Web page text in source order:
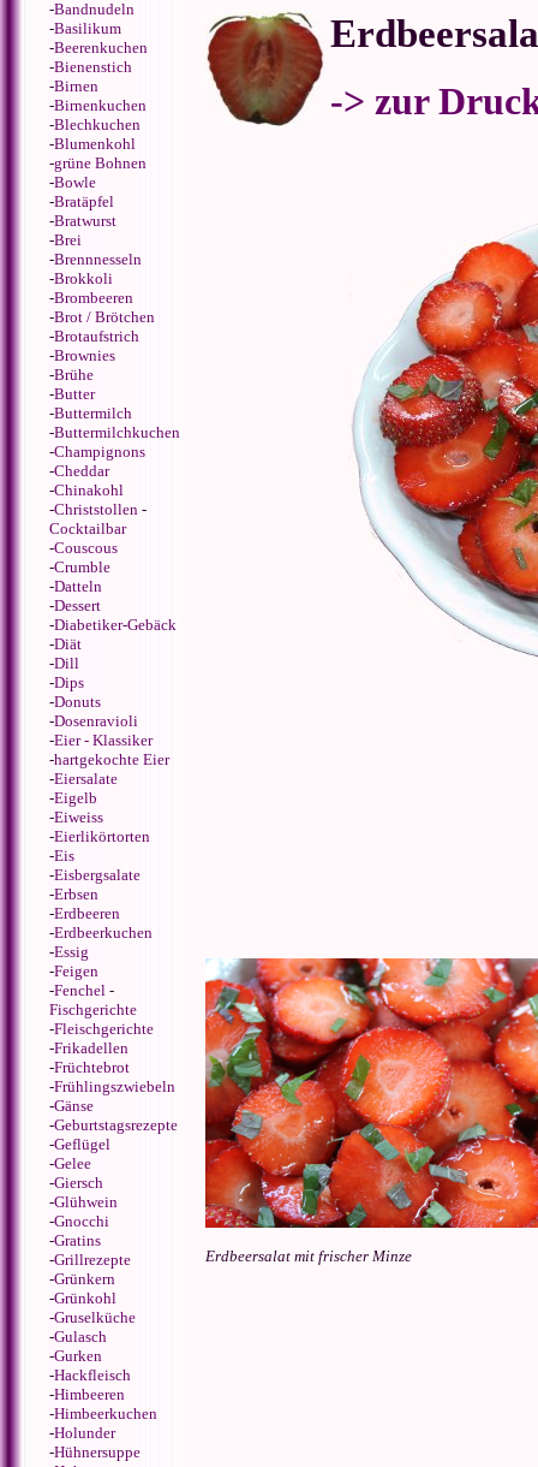
-Bandnudeln
-Basilikum
-Beerenkuchen
-Bienenstich
-Birnen
-Birnenkuchen
-Blechkuchen
-Blumenkohl
-grüne Bohnen
-Bowle
-Bratäpfel
-Bratwurst
-Brei
-Brennnesseln
-Brokkoli
-Brombeeren
-Brot / Brötchen
-Brotaufstrich
-Brownies
-Brühe
-Butter
-Buttermilch
-Buttermilchkuchen
-Champignons
-Cheddar
-Chinakohl
-Christstollen -
Cocktailbar
-Couscous
-Crumble
-Datteln
-Dessert
-Diabetiker-Gebäck
-Diät
-Dill
-Dips
-Donuts
-Dosenravioli
-Eier - Klassiker
-hartgekochte Eier
-Eiersalate
-Eigelb
-Eiweiss
-Eierlikörtorten
-Eis
-Eisbergsalate
-Erbsen
-Erdbeeren
-Erdbeerkuchen
-Essig
-Feigen
-Fenchel -
Fischgerichte
-Fleischgerichte
-Frikadellen
-Früchtebrot
-Frühlingszwiebeln
-Gänse
-Geburtstagsrezepte
-Geflügel
-Gelee
-Giersch
-Glühwein
-Gnocchi
-Gratins
-Grillrezepte
-Grünkern
-Grünkohl
-Gruselküche
-Gulasch
-Gurken
-Hackfleisch
-Himbeeren
-Himbeerkuchen
-Holunder
-Hühnersuppe
-> zur
Erdbeersalat mit frischer Minze